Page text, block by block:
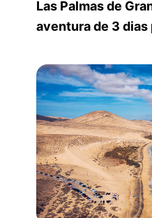
Las Palmas de
aventura de 3 dias